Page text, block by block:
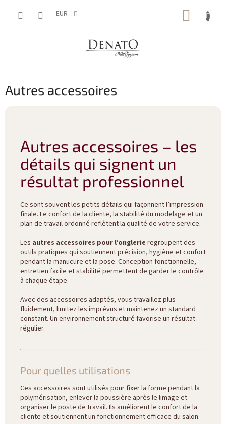
EUR
PANIER
Autres accessoires
Autres accessoires – les
détails qui signent un
résultat professionnel
Ce sont souvent les petits détails qui façonnent l’impression
finale. Le confort de la cliente, la stabilité du modelage et un
plan de travail ordonné reflètent la qualité de votre service.
Les autres accessoires pour l’onglerie regroupent des
outils pratiques qui soutiennent précision, hygiène et confort
pendant la manucure et la pose. Conception fonctionnelle,
entretien facile et stabilité permettent de garder le contrôle
à chaque étape.
Avec des accessoires adaptés, vous travaillez plus
fluidement, limitez les imprévus et maintenez un standard
constant. Un environnement structuré favorise un résultat
régulier.
Pour quelles utilisations
Ces accessoires sont utilisés pour fixer la forme pendant la
polymérisation, enlever la poussière après le limage et
organiser le poste de travail. Ils améliorent le confort de la
cliente et soutiennent un fonctionnement efficace du salon.